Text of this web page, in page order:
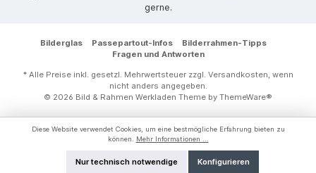
gerne.
Bilderglas Passepartout-Infos
Bilderrahmen-Tipps
Fragen und Antworten
* Alle Preise inkl. gesetzl. Mehrwertsteuer zzgl. Versandkosten, wenn
nicht anders angegeben.
© 2026 Bild & Rahmen Werkladen Theme by ThemeWare®
Diese Website verwendet Cookies, um eine bestmögliche Erfahrung bieten zu
können.
Mehr Informationen ...
Nur technisch notwendige Konfigurieren